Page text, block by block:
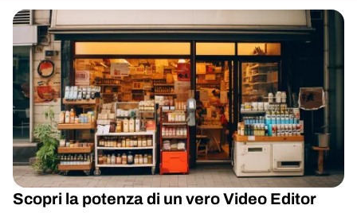
Scopri la potenza di un vero Video Editor